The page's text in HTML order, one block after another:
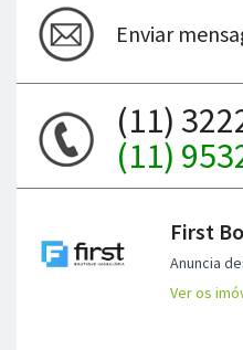
Enviar
(11)
(11)
First
Anuncia
Ver os